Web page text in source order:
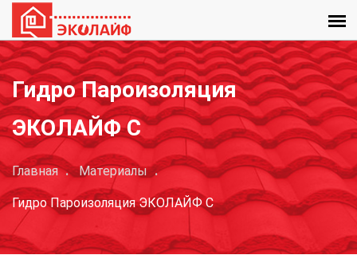
Гидро Пароизоляция
ЭКОЛАЙФ C
Главная Материалы
Гидро Пароизоляция ЭКОЛАЙФ C